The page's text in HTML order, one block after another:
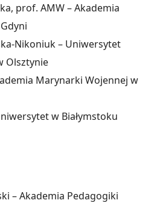
prof. AMW – Akademia
Nikoniuk – Uniwersytet
Olsztynie
Marynarki Wojennej w
w Białymstoku
– Akademia Pedagogiki